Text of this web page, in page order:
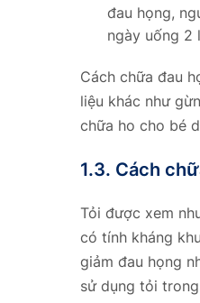
đau họng,
ngày uống 2
Cách chữa đau
liệu khác như
chữa ho cho bé
1.3. Cách
Tỏi được xem
có tính kháng
giảm đau họng
sử dụng tỏi